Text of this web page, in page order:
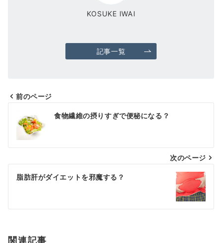
KOSUKE IWAI
記事一覧
稿
ナ
ビ
ゲ
シ
前のページ
食物繊維の摂りすぎで便秘になる？
次のページ
脂肪肝がダイエットを邪魔する？
関連記事